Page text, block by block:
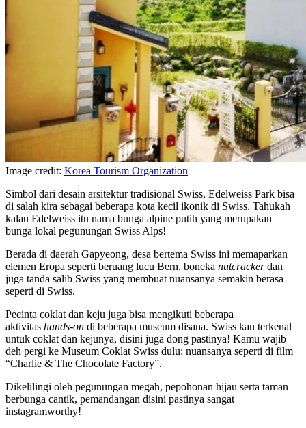
Image credit: Korea Tourism Organization
Simbol dari desain arsitektur tradisional Swiss, Edelweiss Park bisa
di salah kira sebagai beberapa kota kecil ikonik di Swiss. Tahukah
kalau Edelweiss itu nama bunga alpine putih yang merupakan
bunga lokal pegunungan Swiss Alps!
Berada di daerah Gapyeong, desa bertema Swiss ini memaparkan
elemen Eropa seperti beruang lucu Bern, boneka nutcrackerdan
juga tanda salib Swiss yang membuat nuansanya semakin berasa
seperti di Swiss.
Pecinta coklat dan keju juga bisa mengikuti beberapa
aktivitas hands-on di beberapa museum disana. Swiss kan terkenal
untuk coklat dan kejunya, disini juga dong pastinya! Kamu wajib
deh pergi ke Museum Coklat Swiss dulu: nuansanya seperti di film
“Charlie & The Chocolate Factory”.
Dikelilingi oleh pegunungan megah, pepohonan hijau serta taman
berbunga cantik, pemandangan disini pastinya sangat
instagramworthy!